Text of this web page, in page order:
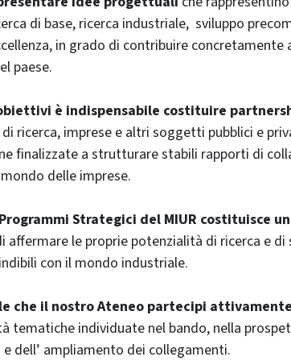
di base, ricerca industriale, sviluppo
in grado di contribuire
paese.
è indispensabile costituire
ricerca, imprese e altri soggetti pubblici e
finalizzate a strutturare stabili rapporti di
delle imprese.
Strategici del MIUR costituisce
affermare le proprie potenzialità di ricerca e di
con il mondo industriale.
che il nostro Ateneo partecipi
tematiche individuate nel bando, nella
dell’ ampliamento dei collegamenti.